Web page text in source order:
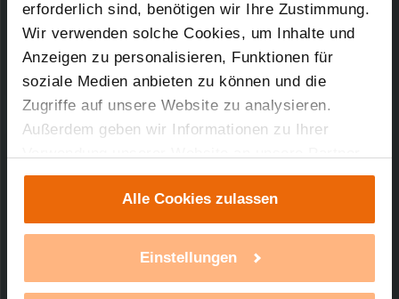
erforderlich sind, benötigen wir Ihre Zustimmung.
Wir verwenden solche Cookies, um Inhalte und
Anzeigen zu personalisieren, Funktionen für
soziale Medien anbieten zu können und die
Zugriffe auf unsere Website zu analysieren.
Außerdem geben wir Informationen zu Ihrer
Verwendung unserer Website an unsere Partner
für soziale Medien, Werbung und Analysen weiter.
Unsere Partner führen diese Informationen
möglicherweise mit weiteren Daten zusammen,
die Sie ihnen bereitgestellt haben oder die sie im
Alle Cookies zulassen
Einstellungen
63,41 KB
Technischer Support
unserer Produkte?
mehr Infos